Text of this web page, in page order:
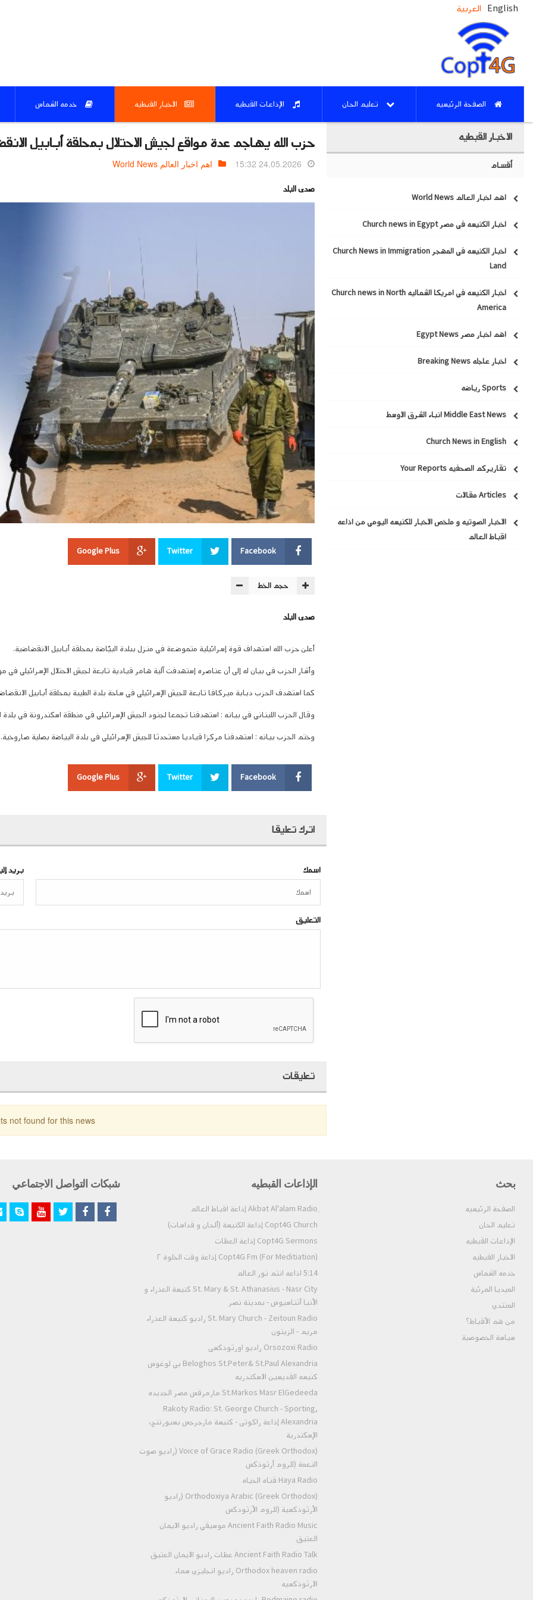
English العربية
الصفحة الرئيسيه تعليم الحان الإذاعات القبطيه الاخبار القبطيه خدمه الشماس
الاخبار القبطيه
أقسام
اهم اخبار العالم World News
اخبار الكنيسه في مصر Church news in Egypt
اخبار الكنيسه في المهجر Church News in Immigration
Land
اخبار الكنيسه في امريكا الشماليه Church news in North
America
اهم اخبار مصر Egypt News
اخبار عاجله Breaking News
Sports رياضه
Middle East News انباء الشرق الاوسط
Church News in English
تقاريركم الصحفيه Your Reports
Articles مقالات
الاخبار الصوتيه و ملخص الاخبار للكنيسه اليومي من اذاعه
اقباط العالم
حزب الله يهاجم عدة مواقع لجيش الاحتلال بمحلقة أبابيل
24.05.2026 15:32 اهم اخبار العالم World News
صدى البلد
Facebook
Twitter
Google Plus
حجم الخط
صدى البلد
أعلن حزب الله استهداف قوة إسرائيلية متموضعة في منزل ببلدة البيّاضة بمحلقة أبابيل الانقضاضية.
وأشار الحزب في بيان له إلى أن عناصره إستهدفت آلية هامر قيادية تابعة لجيش الاحتلال الإسرائيلي
كما استهدف الحزب دبابة ميركافا تابعة للجيش الإسرائيلي في ساحة بلدة الطيبة بمحلقة أبابيل
وقال الحزب اللبناني في بيانه : استهدفنا تجمعا لجنود الجيش الإسرائيلي في منطقة اسكندرونة في بلدة
وختم الحزب بيانه : استهدفنا مركزا قياديا مستحدثا للجيش الإسرائيلي في بلدة البياضة بصلية صاروخية.
Facebook
Twitter
Google Plus
اترك تعليقا
اسمك بريد
التعليق
تعليقات
not found for this news.
بحث
الصفحة الرئيسيه
تعليم الحان
الإذاعات القبطيه
الاخبار القبطيه
خدمه الشماس
الميديا المرئية
المنتدي
من هم الأقباط؟‎
سياسة الخصوصية
الإذاعات القبطيه
Copt4G Church إذاعة الكنيسة (ألحان و قداسات)
Copt4G Sermons إذاعة العظات
Copt4G Fm (For Meditiation) إذاعة وقت الخلوة ٢
5:14 اذاعه انتم نور العالم
St. Mary & St. Athanasius - Nasr City كنيسة العذراء و
الأنبا أثناسيوس - بمدينة نصر
St. Mary Church - Zeitoun Radio راديو كنيسة العذراء
مريم - الزيتون
Orsozoxi Radio راديو اورثوذكسى
Beloghos St.Peter& St.Paul Alexandria بي لوغوس
كنيسه القديسين الاسكندريه
St.Markos Masr ElGedeeda مارمرقس مصر الجديده
Rakoty Radio: St. George Church - Sporting,
Alexandria إذاعة راكوتى - كنيسة مارجرجس بسبورتنج،
الإسكندرية
Voice of Grace Radio (Greek Orthodox) (راديو صوت
النعمة (للروم أرثوذكس
Haya Radio قناه الحياه
Orthodoxiya Arabic (Greek Orthodox) (راديو
الأرثوذكسية (للروم الأرثودكس
Ancient Faith Radio Music موسيقي راديو الايمان
العتيق
Ancient Faith Radio Talk عظات راديو الايمان العتيق
Orthodox heaven radio راديو انجليزي سماء
الارثوذكسيه
شبكات التواصل الاجتماعي